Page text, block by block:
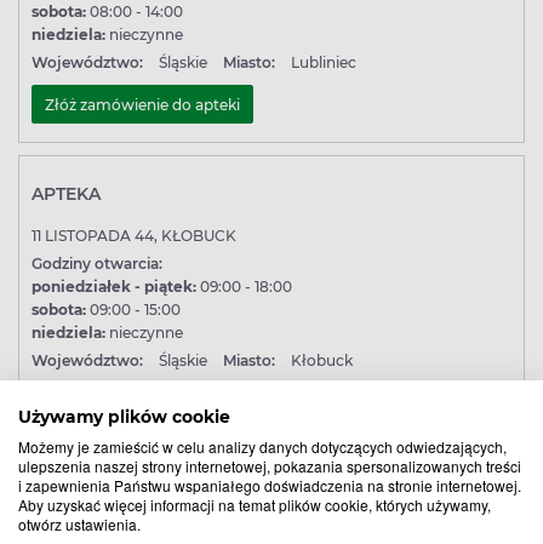
Używamy plików cookie
Możemy je zamieścić w celu analizy danych dotyczących odwiedzających,
ulepszenia naszej strony internetowej, pokazania spersonalizowanych treści
i zapewnienia Państwu wspaniałego doświadczenia na stronie internetowej.
Aby uzyskać więcej informacji na temat plików cookie, których używamy,
otwórz ustawienia.
sobota: 08:00 - 14:00
niedziela: nieczynne
Województwo:
Śląskie Miasto: Lubliniec
Złóż zamówienie do apteki
APTEKA
11 LISTOPADA 44, KŁOBUCK
Godziny otwarcia:
poniedziałek - piątek: 09:00 - 18:00
sobota: 09:00 - 15:00
niedziela: nieczynne
Województwo:
Śląskie Miasto: Kłobuck
APTEKA
SZKOLNA 4, BESTWINA